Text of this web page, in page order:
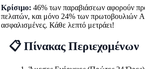
Κρίσιμο: 46% των παραβιάσεων αφορούν
πελατών, και μόνο 24% των πρωτοβουλιών
ασφαλισμένες. Κάθε λεπτό μετράει!
📋 Πίνακας Περιεχομένων